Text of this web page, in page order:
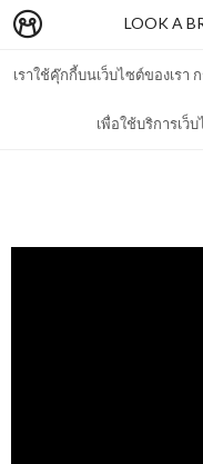
เราใช้คุ๊กกี้บนเว็บไซต์ของเร
เพื่อใช้บริการเว็
LOOK A
WHY DO